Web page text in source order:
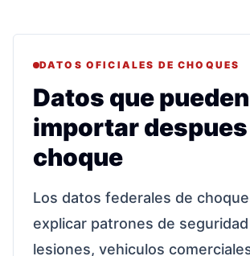
DATOS OFICIALES DE CHOQUES
Datos que pueden
importar despues
choque
Los datos federales de
explicar patrones de seguridad
lesiones, vehiculos